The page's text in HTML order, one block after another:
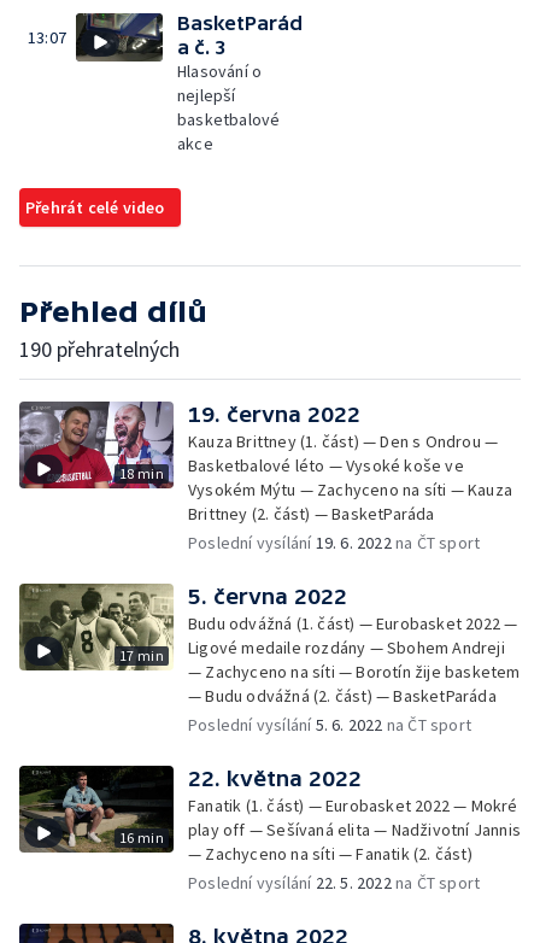
13:07
BasketParád
a č. 3
Hlasování o
nejlepší
basketbalové
akce
Přehrát celé video
Přehled dílů
190 přehratelných
18 min
19. června 2022
Kauza Brittney (1. část) — Den s Ondrou —
Basketbalové léto — Vysoké koše ve
Vysokém Mýtu — Zachyceno na síti — Kauza
Brittney (2. část) — BasketParáda
Poslední vysílání 19. 6. 2022 na ČT sport
17 min
5. června 2022
Budu odvážná (1. část) — Eurobasket 2022 —
Ligové medaile rozdány — Sbohem Andreji
— Zachyceno na síti — Borotín žije basketem
— Budu odvážná (2. část) — BasketParáda
Poslední vysílání5. 6. 2022 na ČT sport
16 min
22. května 2022
Fanatik (1. část) — Eurobasket 2022 — Mokré
play off — Sešívaná elita — Nadživotní Jannis
— Zachyceno na síti — Fanatik (2. část)
Poslední vysílání 22. 5. 2022 na ČT sport
8. května 2022